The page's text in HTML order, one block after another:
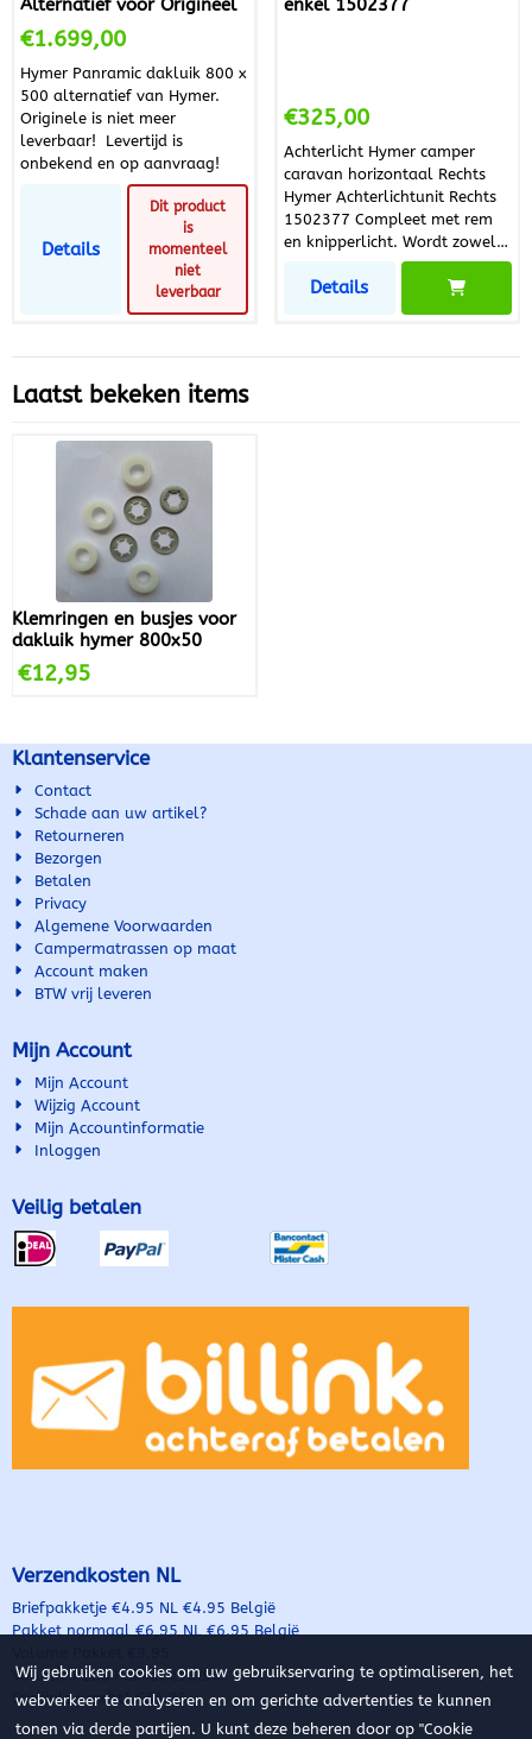
Hymer Integraal Camper S- en
B-Klasse (tot 1994) met
bestuurdersdeur 3-delige set
voor de binnenzijde van de
ramen 7-laags isolatie voor
bescherming tegen hitte, kou
en geluid Zonwerende
afwerking met nette
uitstraling Verhoogt privacy in
Alternatief voor Origineel
Prijs: 1 699,00
€1.699,00
Hymer Panramic dakluik 800 x
500 alternatief van Hymer.
Originele is niet meer
leverbaar! Levertijd is
onbekend en op aanvraag!
Details
Dit product
is
momenteel
niet
leverbaar
enkel 1502377
Prijs: 325,00
€325,00
Achterlicht Hymer camper
caravan horizontaal Rechts
Hymer Achterlichtunit Rechts
1502377 Compleet met rem
en knipperlicht. Wordt zowel
voor caravans als campers
gebruikt. Betreft een complete
koop is, Helaas deze lampen
Details
Laatst bekeken items
Klemringen en busjes voor
dakluik hymer 800x50
€12,95
Klantenservice
Contact
Schade aan uw artikel?
Retourneren
Bezorgen
Betalen
Privacy
Algemene Voorwaarden
Campermatrassen op maat
Account maken
BTW vrij leveren
Mijn Account
Mijn Account
Wijzig Account
Mijn Accountinformatie
Inloggen
Veilig betalen
Verzendkosten NL
Briefpakketje €4.95 NL €4.95 België
Pakket normaal €6,95 NL €6.95 België
Volume PLUS Pakket €16.95
Speciale vracht* €34.95
Wij gebruiken cookies om uw gebruikservaring te optimaliseren, het
webverkeer te analyseren en om gerichte advertenties te kunnen
tonen via derde partijen. U kunt deze beheren door op "Cookie